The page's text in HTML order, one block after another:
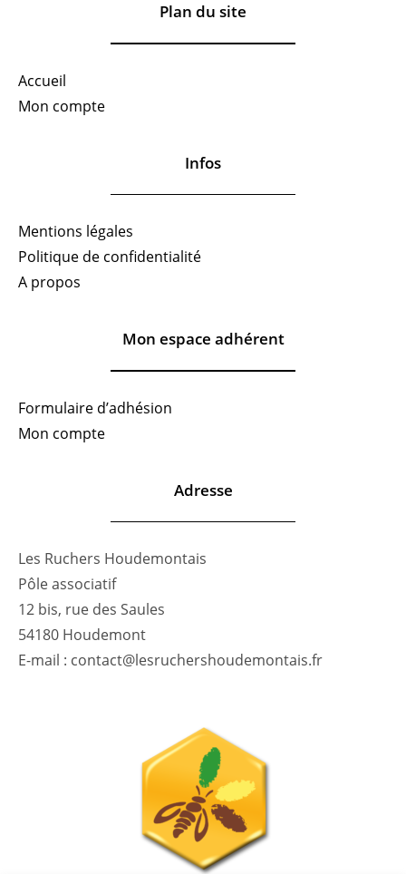
Plan du site
Accueil
Mon compte
Infos
Mentions légales
Politique de confidentialité
A propos
Mon espace adhérent
Formulaire d’adhésion
Mon compte
Adresse
Les Ruchers Houdemontais
Pôle associatif
12 bis, rue des Saules
54180 Houdemont
E-mail : contact@lesruchershoudemontais.fr